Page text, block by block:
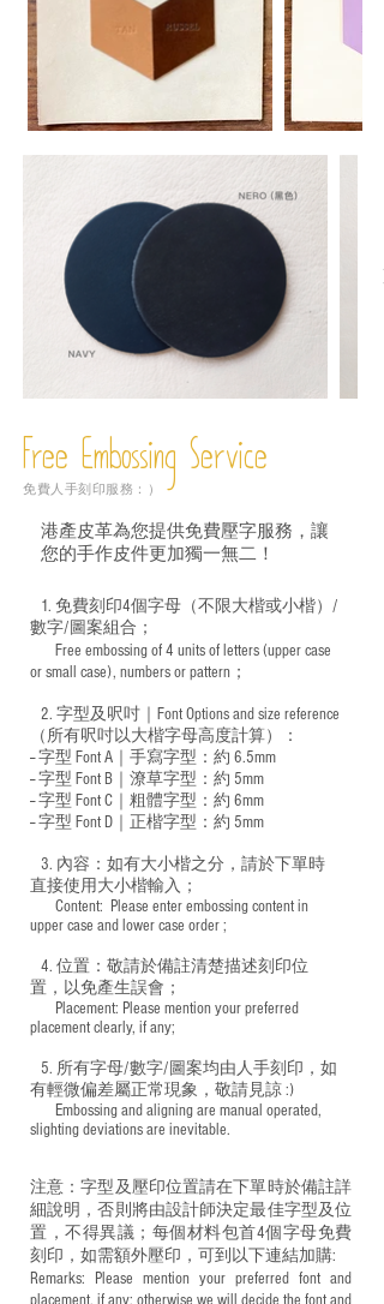
Free Embossing Service
免費人手刻印服務：）
港產皮革為您提供免費壓字服務，讓
您的手作皮件更加獨一無二！
1. 免費刻印4個字母（不限大楷或小楷）/
數字/圖案組合；
Free embossing of 4 units of letters (upper case
or small case), numbers or pattern；
2. 字型及呎吋｜ Font Options and size reference
（所有呎吋以大楷字母高度計算）：
-- 字型 Font A｜手寫字型：約 6.5mm
-- 字型 Font B｜潦草字型： 約 5mm
-- 字型 Font C｜粗體字型：約 6mm
-- 字型 Font D｜正楷字型： 約 5mm
3. 內容：如有大小楷之分，請於下單時
直接使用大小楷輸入；
​ Content: Please enter embossing content in
upper case and lower case order ;
4. 位置：敬請於備註清楚描述刻印位
置，以免產生誤會；
​ Placement: Please mention your preferred
placement clearly, if any;
5. 所有字母/數字/圖案均由人手刻印，如
有輕微偏差屬正常現象，敬請見諒 :)
​ Embossing and aligning are manual operated,
slighting deviations are inevitable.
注意：字型及壓印位置請在下單時於備註詳
細說明，否則將由設計師決定最佳字型及位
置，不得異議；每個材料包首4個字母免費
刻印，如需額外壓印，可到以下連結加購:
Remarks: Please mention your preferred font and